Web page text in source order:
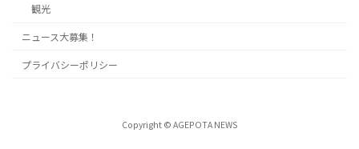
観光
ニュース大募集！
プライバシーポリシー
Copyright © AGEPOTA NEWS